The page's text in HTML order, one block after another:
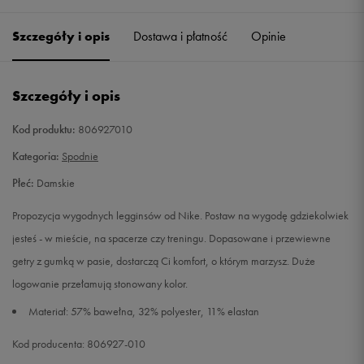
S Powiadom o dostępności
Szczegóły i opis Dostawa i płatność Opinie
Szczegóły i opis
Kod produktu: 806927010
Kategoria: Spodnie
Płeć: Damskie
Propozycja wygodnych legginsów od Nike. Postaw na wygodę gdziekolwiek
jesteś - w mieście, na spacerze czy treningu. Dopasowane i przewiewne
getry z gumką w pasie, dostarczą Ci komfort, o którym marzysz. Duże
logowanie przełamują stonowany kolor.
Materiał: 57% bawełna, 32% polyester, 11% elastan
Kod producenta: 806927-010